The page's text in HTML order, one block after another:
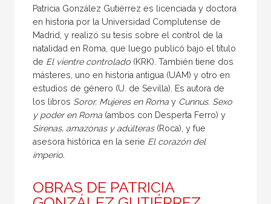
Coordinador
Editor
Editora
Escritor
Escritora
Ilustrador
Prologuista
Traductor
Traductora
Patricia González Gutiérrez es licenciada y doctora
en historia por la Universidad Complutense de
Madrid, y realizó su tesis sobre el control de la
natalidad en Roma, que luego publicó bajo el título
de El vientre controlado (KRK). También tiene dos
másteres, uno en historia antigua (UAM) y otro en
estudios de género (U. de Sevilla). Es autora de
los libros Soror. Mujeres en Roma y Cunnus. Sexo
y poder en Roma (ambos con Desperta Ferro) y
Sirenas, amazonas y adúlteras(Roca), y fue
asesora histórica en la serie El corazón del
imperio.
OBRAS DE PATRICIA